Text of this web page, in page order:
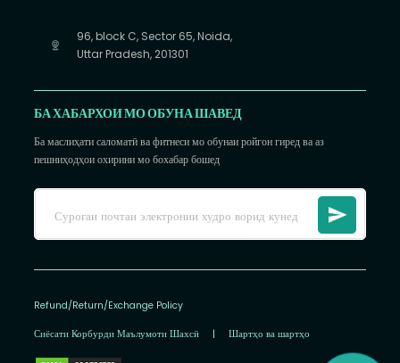
96, block C, Sector 65, Noida,
Uttar Pradesh, 201301
БА ХАБАРХОИ МО ОБУНА ШАВЕД
Ба маслиҳати саломатӣ ва фитнеси мо обунаи ройгон гиред ва аз
пешниҳодҳои охирини мо бохабар бошед
Refund/Return/Exchange Policy
Сиёсати Корбурди Маълумоти Шахсӣ | Шартҳо ва шартҳо